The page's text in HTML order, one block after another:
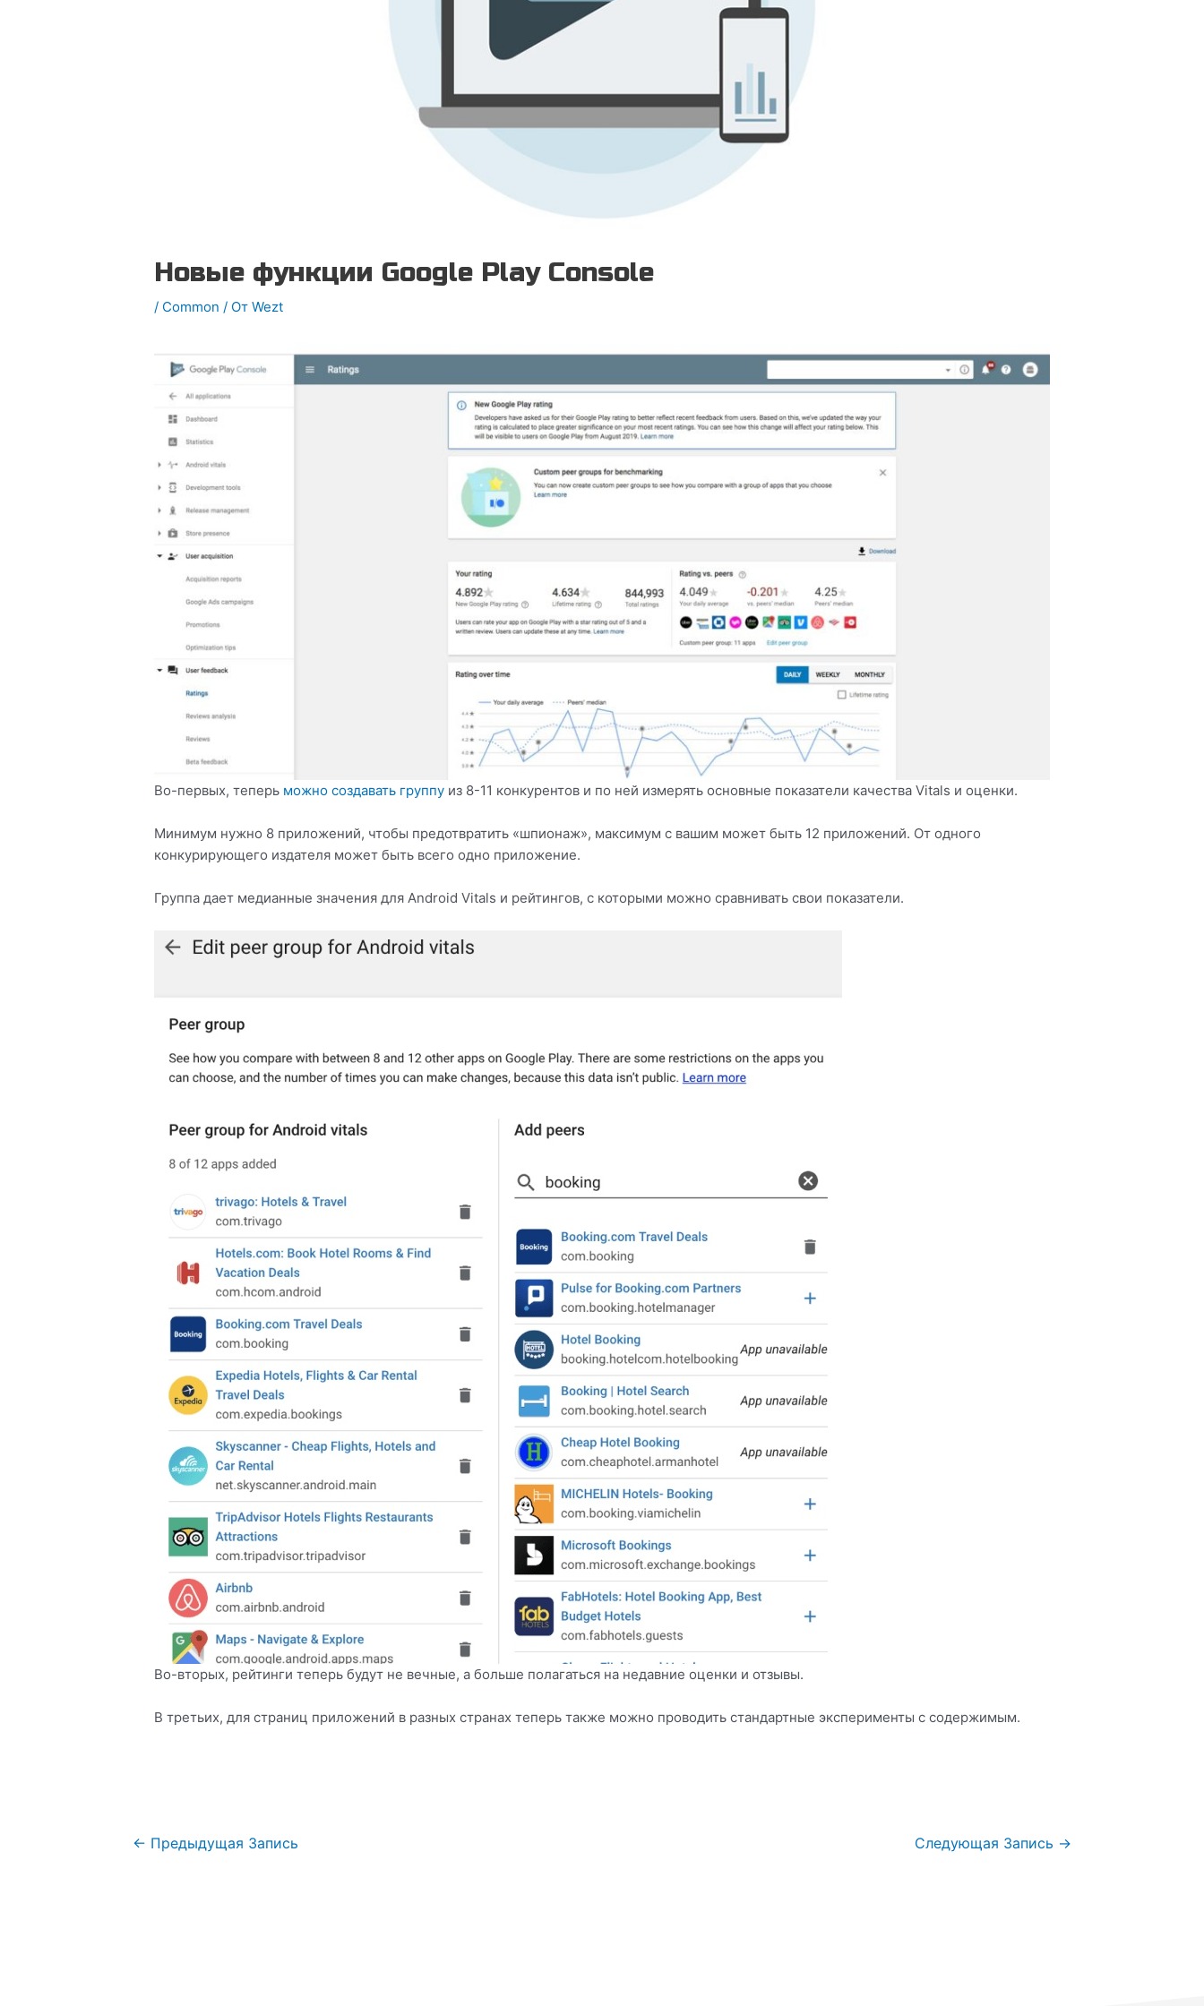
Новые функции Google Play Console
/ Common / ОтWezt
Во-первых, теперь можно создавать группу из 8-11 конкурентов и по ней измерять основные показатели качества Vitals и оценки.
Минимум нужно 8 приложений, чтобы предотвратить «шпионаж», максимум с вашим может быть 12 приложений. От одного
конкурирующего издателя может быть всего одно приложение.
Группа дает медианные значения для Android Vitals и рейтингов, с которыми можно сравнивать свои показатели.
Во-вторых, рейтинги теперь будут не вечные, а больше полагаться на недавние оценки и отзывы.
В третьих, для страниц приложений в разных странах теперь также можно проводить стандартные эксперименты с содержимым.
← Предыдущая Запись Следующая Запись →